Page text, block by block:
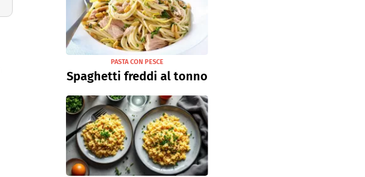
PASTA CON PESCE
Spaghetti freddi al tonno